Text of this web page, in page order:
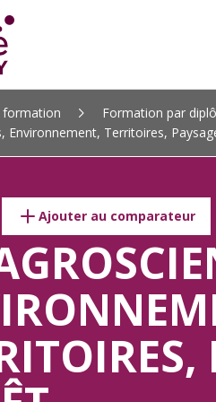
formation Formation par
Environnement, Territoires,
Ajouter au comparateur